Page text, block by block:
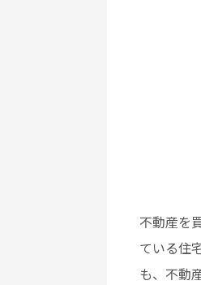
不動産を
ている住
も、不動